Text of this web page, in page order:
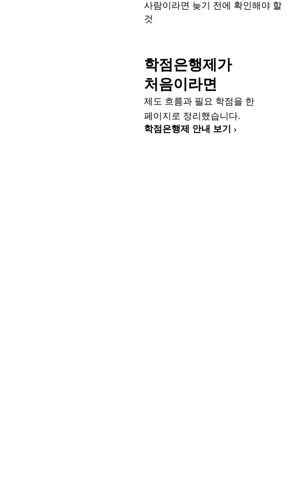
사람이라면 늦기 전에 확인해야 할
것
학점은행제가
처음이라면
제도 흐름과 필요 학점을 한
페이지로 정리했습니다.
학점은행제 안내 보기 ›